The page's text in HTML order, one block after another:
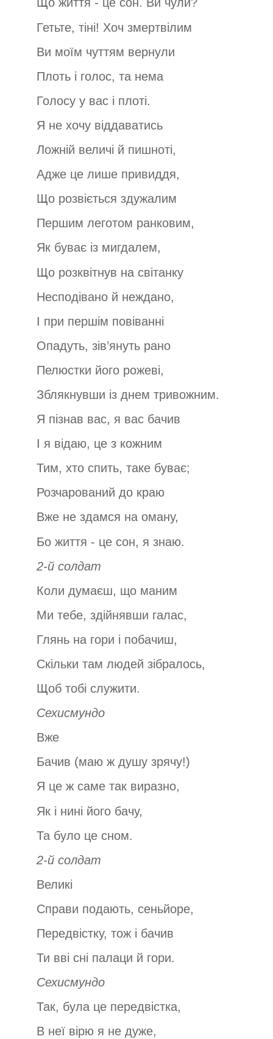
Що життя - це сон. Ви чули?
Гетьте, тіні! Хоч змертвілим
Ви моїм чуттям вернули
Плоть і голос, та нема
Голосу у вас і плоті.
Я не хочу віддаватись
Ложній величі й пишноті,
Адже це лише привиддя,
Що розвіється здужалим
Першим леготом ранковим,
Як буває із мигдалем,
Що розквітнув на світанку
Несподівано й неждано,
І при першім повіванні
Опадуть, зів’януть рано
Пелюстки його рожеві,
Зблякнувши із днем тривожним.
Я пізнав вас, я вас бачив
І я відаю, це з кожним
Тим, хто спить, таке буває;
Розчарований до краю
Вже не здамся на оману,
Бо життя - це сон, я знаю.
2-й солдат
Коли думаєш, що маним
Ми тебе, здійнявши галас,
Глянь на гори і побачиш,
Скільки там людей зібралось,
Щоб тобі служити.
Сехисмундо
Вже
Бачив (маю ж душу зрячу!)
Я це ж саме так виразно,
Як і нині його бачу,
Та було це сном.
2-й солдат
Великі
Справи подають, сеньйоре,
Передвістку, тож і бачив
Ти вві сні палаци й гори.
Сехисмундо
Так, була це передвістка,
В неї вірю я не дуже,